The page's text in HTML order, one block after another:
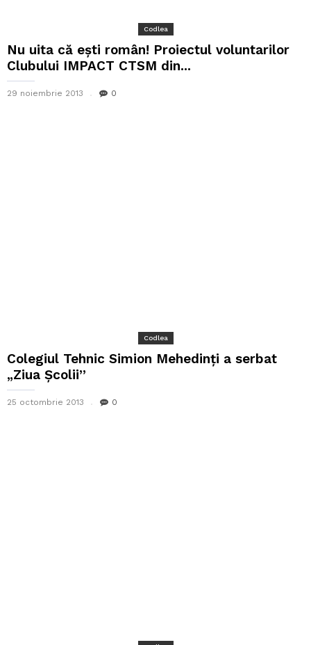
Codlea
Nu uita că ești român! Proiectul voluntarilor
Clubului IMPACT CTSM din...
29 noiembrie 2013 0
Codlea
Colegiul Tehnic Simion Mehedinți a serbat
„Ziua Școlii”
25 octombrie 2013 0